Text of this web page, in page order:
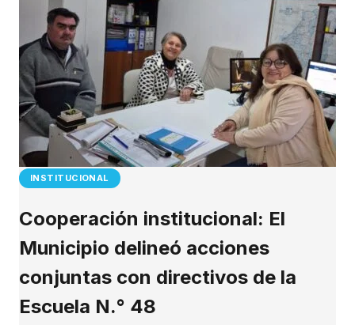
INSTITUCIONAL
Cooperación institucional: El
Municipio delineó acciones
conjuntas con directivos de la
Escuela N.° 48